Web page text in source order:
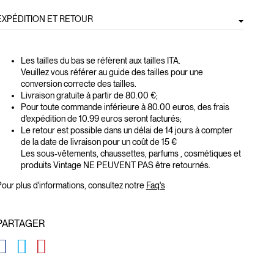
ET RETOUR
Les tailles du bas se réfèrent aux tailles ITA.
Veuillez vous référer au guide des tailles pour une
conversion correcte des tailles.
Livraison gratuite à partir de 80.00 €;
Pour toute commande inférieure à 80.00 euros, des frais
d'expédition de 10.99 euros seront facturés;
Le retour est possible dans un délai de 14 jours à compter
de la date de livraison pour un coût de 15 €
Les sous-vêtements, chaussettes, parfums , cosmétiques et
produits Vintage NE PEUVENT PAS être retournés.
plus d'informations, consultez notre Faq's